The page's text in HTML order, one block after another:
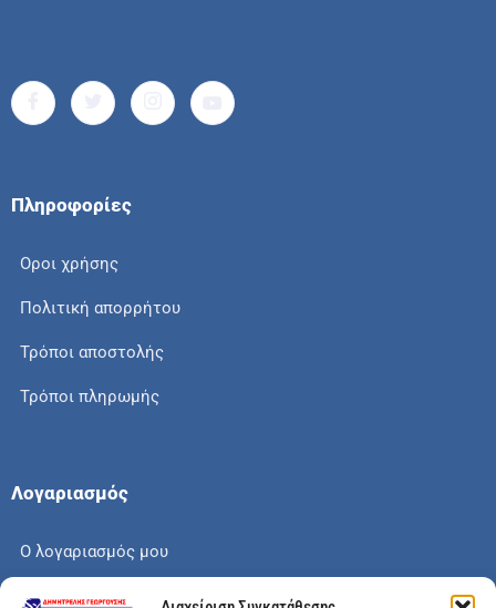
Πληροφορίες
Οροι χρήσης
Πολιτική απορρήτου
Τρόποι αποστολής
Τρόποι πληρωμής
Λογαριασμός
Ο λογαριασμός μου
Το καλάθι μου